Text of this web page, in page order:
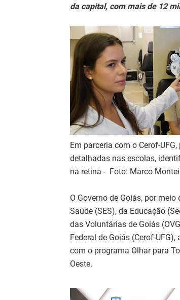
da capital, com mais de 12
Em parceria com o Cerof-
detalhadas nas escolas,
na retina - Foto: Marco
O Governo de Goiás, por
Saúde (SES), da Educação
das Voluntárias de Goiás
Federal de Goiás (Cerof-
com o programa Olhar para
Oeste.